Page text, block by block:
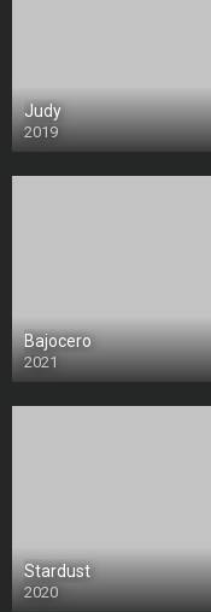
Judy
2019
Bajocero
2021
Stardust
2020